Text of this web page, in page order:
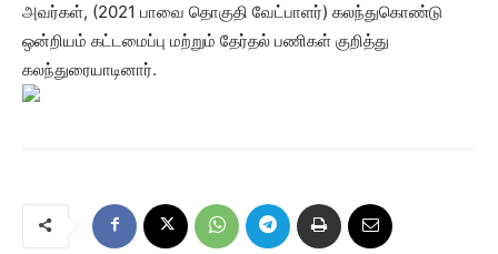
அவர்கள், (2021 பாவை தொகுதி வேட்பாளர்) கலந்துகொண்டு
ஒன்றியம் கட்டமைப்பு மற்றும் தேர்தல் பணிகள் குறித்து
கலந்துரையாடினார்.